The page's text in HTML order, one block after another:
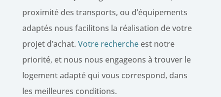
proximité des transports, ou d’équipements
adaptés nous facilitons la réalisation de votre
projet d’achat. Votre rechercheest notre
priorité, et nous nous engageons à trouver le
logement adapté qui vous correspond, dans
les meilleures conditions.